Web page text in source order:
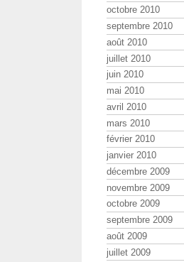
octobre 2010
septembre 2010
août 2010
juillet 2010
juin 2010
mai 2010
avril 2010
mars 2010
février 2010
janvier 2010
décembre 2009
novembre 2009
octobre 2009
septembre 2009
août 2009
juillet 2009